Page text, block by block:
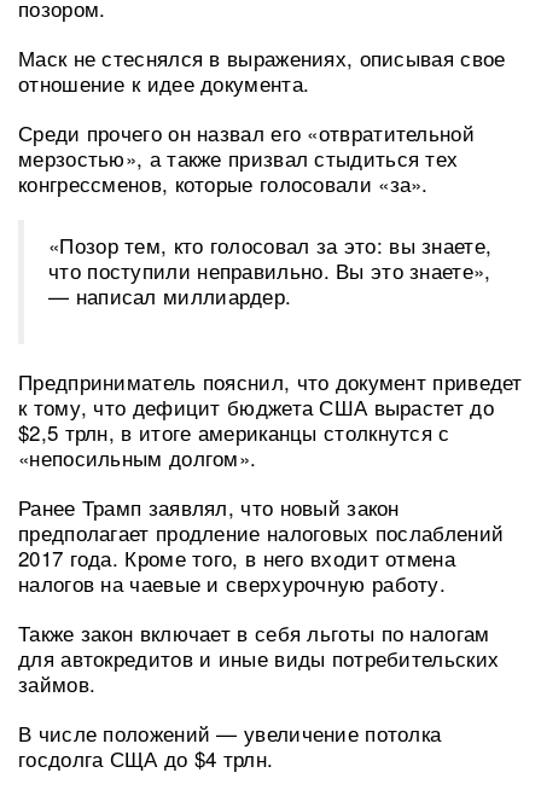
позором.
Маск не стеснялся в выражениях, описывая свое
отношение к идее документа.
Среди прочего он назвал его «отвратительной
мерзостью», а также призвал стыдиться тех
конгрессменов, которые голосовали «за».
«Позор тем, кто голосовал за это: вы знаете,
что поступили неправильно. Вы это знаете»,
— написал миллиардер.
Предприниматель пояснил, что документ приведет
к тому, что дефицит бюджета США вырастет до
$2,5 трлн, в итоге американцы столкнутся с
«непосильным долгом».
Ранее Трамп заявлял, что новый закон
предполагает продление налоговых послаблений
2017 года. Кроме того, в него входит отмена
налогов на чаевые и сверхурочную работу.
Также закон включает в себя льготы по налогам
для автокредитов и иные виды потребительских
займов.
В числе положений — увеличение потолка
госдолга СЩА до $4 трлн.